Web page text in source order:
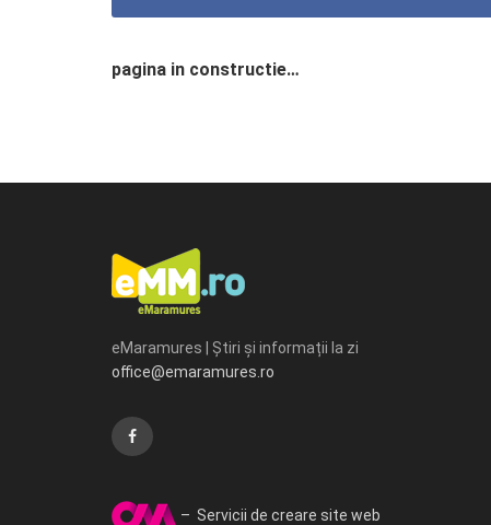
pagina in constructie…
eMaramures | Știri și informații la zi
office@emaramures.ro
– Servicii de creare site web